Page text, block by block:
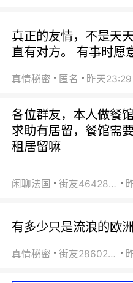
真正的友情，不是天
直有对方。 有事时愿
真情秘密 匿名 昨天23:29
各位群友，本人做餐
求助有居留，餐馆需
租居留嘛
闲聊法国 街友46428878
有多少只是流浪的欧
真情秘密 街友28602925